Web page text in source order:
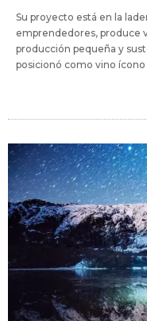
Su proyecto está en la
emprendedores, produce
producción pequeña y
posicionó como vino ícono